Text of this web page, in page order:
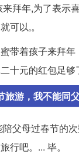
拜年,为了表示
可以,。
带着孩子来拜
十元的红包足够
旅游，我不能同
父母过春节的
行吧。... 毕。